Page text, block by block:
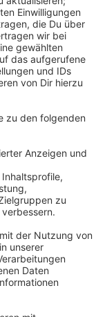
und
rund
mehr als
weitere
und
einer von elf